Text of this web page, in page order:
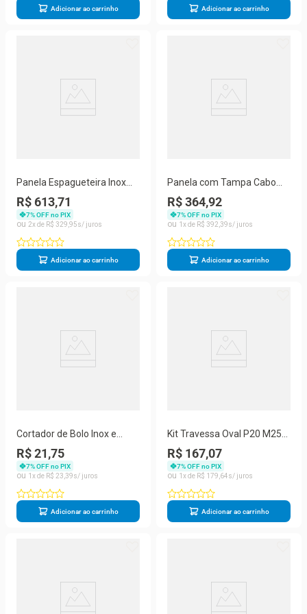
Adicionar ao carrinho Adicionar ao carrinho
Panela Espagueteira Inox
com 4 Cestos 10L para Uso
Profissional Hercules
R$ 613,71
7% OFF no PIX
2
R$ 329 95
Adicionar ao carrinho
Panela com Tampa Cabo
Aço Inox Fundo Triplo 20cm
2,5L
R$ 364,92
7% OFF no PIX
1
R$ 392 39
Adicionar ao carrinho
Cortador de Bolo Inox e
Nivelador Fio Ajustavel 8
Alturas
R$ 21,75
7% OFF no PIX
1
R$ 23 39
Adicionar ao carrinho
Kit Travessa Oval P20 M25
G30 Aço Inox para Servir
Inox Hercules
R$ 167,07
7% OFF no PIX
1
R$ 179 64
Adicionar ao carrinho